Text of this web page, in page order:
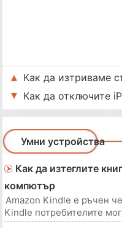
Как да изтриваме
Как да отключите
Умни устройства
Как да изтеглите
компютър
Amazon Kindle е ръчен
Kindle потребителите
вестници, списания и